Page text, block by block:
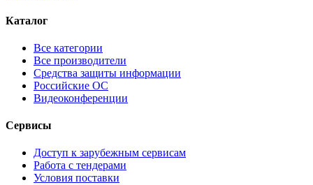
Каталог
Все категории
Все производители
Средства защиты информации
Российские ОС
Видеоконференции
Сервисы
Доступ к зарубежным сервисам
Работа с тендерами
Условия поставки